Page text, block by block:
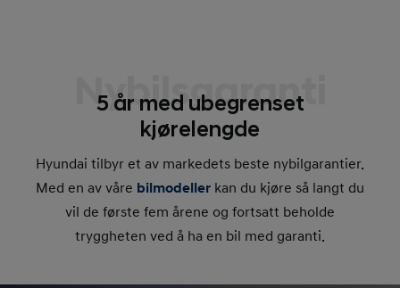
Nybilsgaranti
5 år med ubegrenset
kjørelengde
Hyundai tilbyr et av markedets beste nybilgarantier.
Med en av våre bilmodeller kan du kjøre så langt du
vil de første fem årene og fortsatt beholde
tryggheten ved å ha en bil med garanti.